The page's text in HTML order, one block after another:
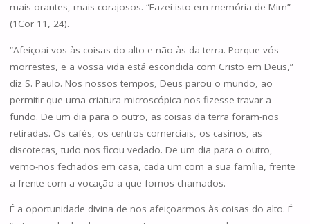
mais orantes, mais corajosos. “Fazei isto em memória de Mim”
(1Cor 11, 24).
“Afeiçoai-vos às coisas do alto e não às da terra. Porque vós
morrestes, e a vossa vida está escondida com Cristo em Deus,”
diz S. Paulo. Nos nossos tempos, Deus parou o mundo, ao
permitir que uma criatura microscópica nos fizesse travar a
fundo. De um dia para o outro, as coisas da terra foram-nos
retiradas. Os cafés, os centros comerciais, os casinos, as
discotecas, tudo nos ficou vedado. De um dia para o outro,
vemo-nos fechados em casa, cada um com a sua família, frente
a frente com a vocação a que fomos chamados.
É a oportunidade divina de nos afeiçoarmos às coisas do alto. É